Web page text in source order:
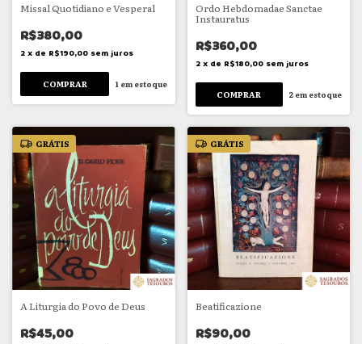
Missal Quotidiano e Vesperal
R$380,00
2 x de R$190,00 sem juros
1em estoque
Ordo Hebdomadae Sanctae
Instauratus
R$360,00
2 x de R$180,00 sem juros
2 em estoque
GRÁTIS
A Liturgia do Povo de Deus
R$45,00
GRÁTIS
Beatificazione
R$90,00